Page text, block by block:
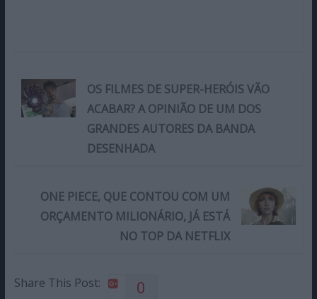
OS FILMES DE SUPER-HERÓIS VÃO
ACABAR? A OPINIÃO DE UM DOS
GRANDES AUTORES DA BANDA
DESENHADA
ONE PIECE, QUE CONTOU COM UM
ORÇAMENTO MILIONÁRIO, JÁ ESTÁ
NO TOP DA NETFLIX
Share This Post: 0